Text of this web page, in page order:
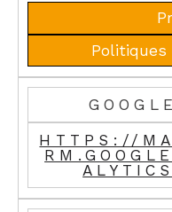
HTTPS://